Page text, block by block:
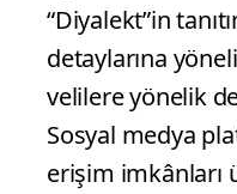
“Diyalekt”in
detaylarına
velilere yönelik
Sosyal medya
erişim imkânları